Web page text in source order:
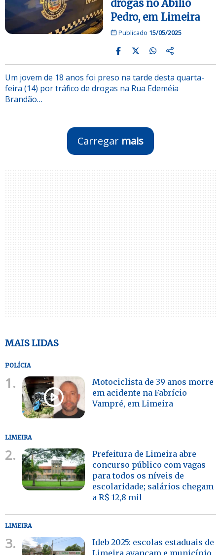
drogas no Abílio
Pedro, em Limeira
Publicado 15/05/2025
Um jovem de 18 anos foi preso na tarde desta quarta-
feira (14) por tráfico de drogas na Rua Edeméia
Brandão…
Carregar mais
MAIS LIDAS
POLÍCIA
1.
Motociclista de 39 anos morre
em acidente na Fabrício
Vampré, em Limeira
LIMEIRA
2.
Prefeitura de Limeira abre
concurso público com vagas
para todos os níveis de
escolaridade; salários chegam
a R$ 12,8 mil
LIMEIRA
3.
Ideb 2025: escolas estaduais de
Limeira avançam e município